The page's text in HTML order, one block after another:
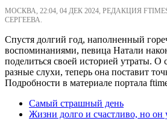
МОСКВА, 22:04, 04 ДЕК 2024, РЕДАКЦИЯ
СЕРГЕЕВА.
Спустя долгий год, наполненный
воспоминаниями, певица Натали
поделиться своей историей утраты. О
разные слухи, теперь она поставит
Подробности в материале портала
Самый страшный день
Жизни долго и счастливо, но он